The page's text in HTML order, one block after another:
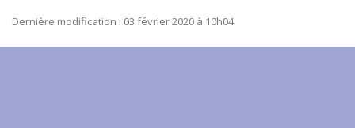
Dernière modification : 03 février 2020 à 10h04